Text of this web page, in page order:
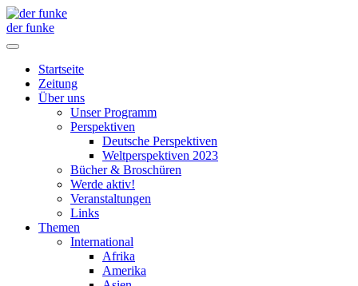
der funke
Startseite
Zeitung
Über uns
Unser Programm
Perspektiven
Deutsche Perspektiven
Weltperspektiven 2023
Bücher & Broschüren
Werde aktiv!
Veranstaltungen
Links
Themen
International
Afrika
Amerika